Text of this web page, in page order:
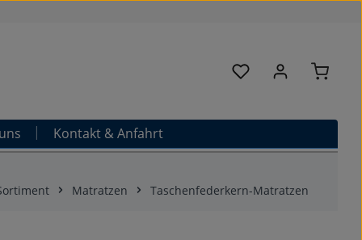
Du hast 0 Produkte
Kontakt & Anfahrt
Matratzen Taschenfederkern-Matratzen